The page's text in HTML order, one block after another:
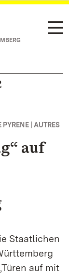
| AUTRES
auf
Staatlichen
auf mit